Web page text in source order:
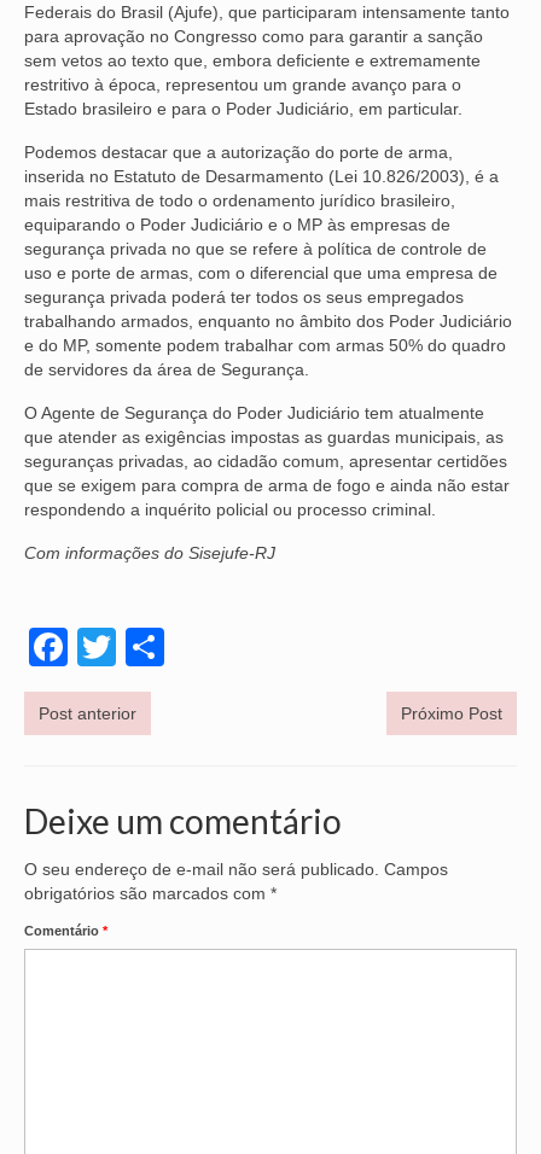
Federais do Brasil (Ajufe), que participaram intensamente tanto
para aprovação no Congresso como para garantir a sanção
sem vetos ao texto que, embora deficiente e extremamente
restritivo à época, representou um grande avanço para o
Estado brasileiro e para o Poder Judiciário, em particular.
Podemos destacar que a autorização do porte de arma,
inserida no Estatuto de Desarmamento (Lei 10.826/2003), é a
mais restritiva de todo o ordenamento jurídico brasileiro,
equiparando o Poder Judiciário e o MP às empresas de
segurança privada no que se refere à política de controle de
uso e porte de armas, com o diferencial que uma empresa de
segurança privada poderá ter todos os seus empregados
trabalhando armados, enquanto no âmbito dos Poder Judiciário
e do MP, somente podem trabalhar com armas 50% do quadro
de servidores da área de Segurança.
O Agente de Segurança do Poder Judiciário tem atualmente
que atender as exigências impostas as guardas municipais, as
seguranças privadas, ao cidadão comum, apresentar certidões
que se exigem para compra de arma de fogo e ainda não estar
respondendo a inquérito policial ou processo criminal.
Com informações do Sisejufe-RJ
Facebook
Twitter
Post anterior Próximo Post
Deixe um comentário
O seu endereço de e-mail não será publicado. Campos
obrigatórios são marcados com *
Comentário *